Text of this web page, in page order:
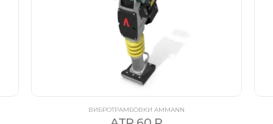
ВИБРОТРАМБОВКИ AMMANN